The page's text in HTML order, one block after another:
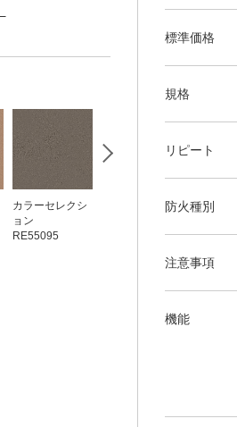
カラーセレクシ
ョン
RE55095
カラーセレクシ
カラーセ
RE55097
標準価格
規格
リピート
防火種別
注意事項
機能